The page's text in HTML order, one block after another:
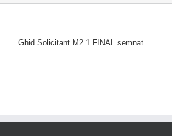
Ghid Solicitant M2.1 FINAL semnat